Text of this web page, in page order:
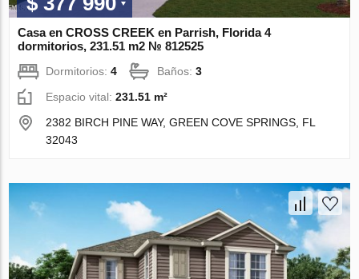
Casa en CROSS CREEK en Parrish, Florida 4
dormitorios, 231.51 m2 № 812525
Dormitorios:4 Baños:3
Espacio vital:231.51 m²
2382 BIRCH PINE WAY, GREEN COVE SPRINGS, FL
32043